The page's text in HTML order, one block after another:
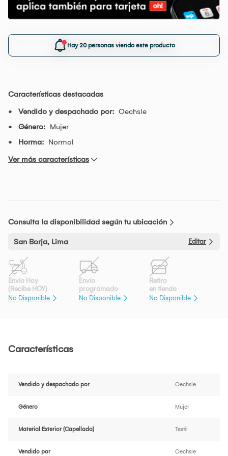
Hay 20 personas viendo este producto
Características destacadas
Vendido y despachado por: Oechsle
Género: Mujer
Horma: Normal
Ver más características
Consulta la disponibilidad según tu ubicación
San Borja, Lima Editar
Envío Hoy
(Recibe HOY)
No Disponible
Envío
programado
No Disponible
Retiro
en tienda
No Disponible
Características
Vendido y despachado por Oechsle
Género Mujer
Material Exterior (Capellada) Textil
Vendido por Oechsle